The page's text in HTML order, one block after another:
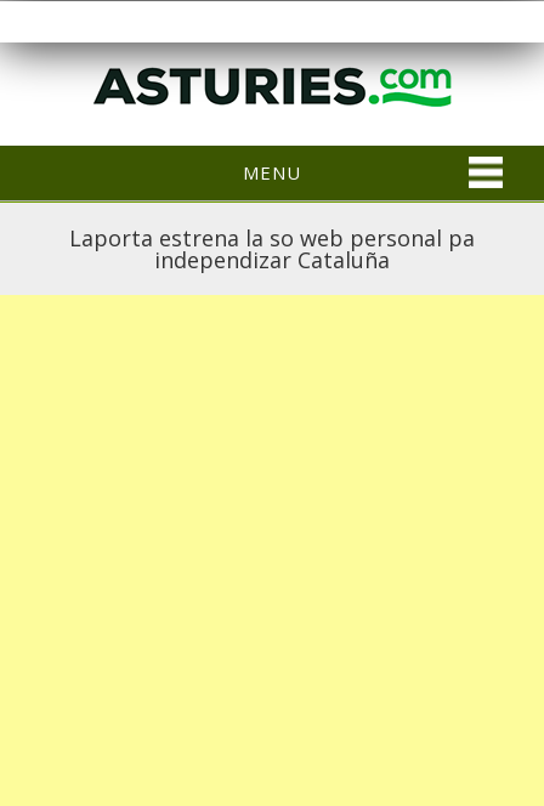
MENU
Laporta estrena la so web personal pa
independizar Cataluña